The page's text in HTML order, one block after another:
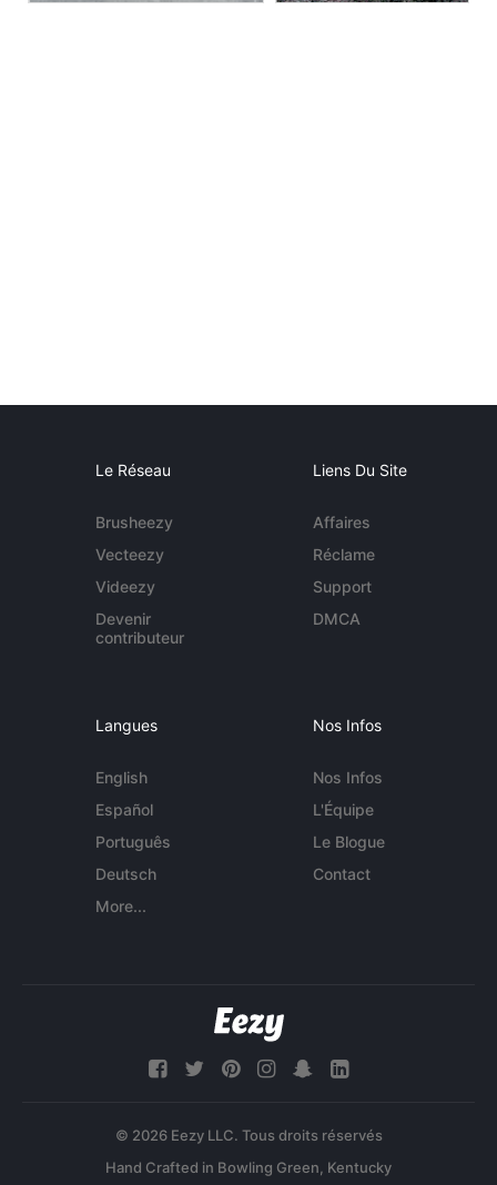
Le Réseau
Brusheezy
Vecteezy
Videezy
Devenir
contributeur
Liens Du Site
Affaires
Réclame
Support
DMCA
Langues
English
Español
Português
Deutsch
More...
Nos Infos
Nos Infos
L'Équipe
Le Blogue
Contact
© 2026 Eezy LLC. Tous droits réservés